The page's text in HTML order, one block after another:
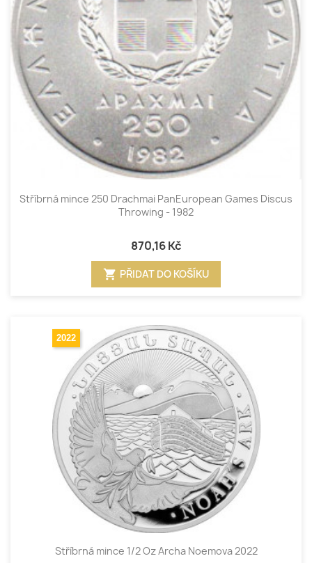
Stříbrná mince 250 Drachmai PanEuropean Games Discus
Throwing - 1982
870,16 Kč
shopping_cart PŘIDAT DO KOŠÍKU
2022
Stříbrná mince 1/2 Oz Archa Noemova 2022